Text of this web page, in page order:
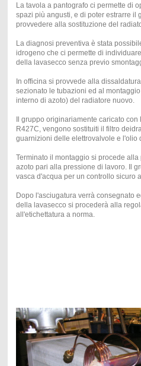
La tavola a pantografo ci permette di
spazi più angusti, e di poter estrarre il
provvedere alla sostituzione del
La diagnosi preventiva è stata
idrogeno che ci permette di
della lavasecco senza previo
In officina si provvede alla
sezionato le tubazioni ed al
interno di azoto) del radiatore nuovo.
Il gruppo originariamente caricato
R427C, vengono sostituiti il filtro
guarnizioni delle elettrovalvole e l'olio
Terminato il montaggio si procede
azoto pari alla pressione di lavoro. Il
vasca d'acqua per un controllo sicuro
Dopo l'asciugatura verrà consegnato
della lavasecco si procederà alla
all'etichettatura a norma.